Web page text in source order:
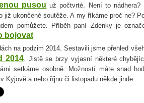
pusou už počtvrté. Není to
již ukončené soutěže. A my říkáme proč ne?
pomůžete. Příběh paní Zdenky je
bojovat
na podzim 2014. Sestavili jsme přehled
2014. Jistě se brzy vyjasní některé
setkáme osobně. Možností máte snad
Kyjově a nebo říjnu či listopadu někde jinde.